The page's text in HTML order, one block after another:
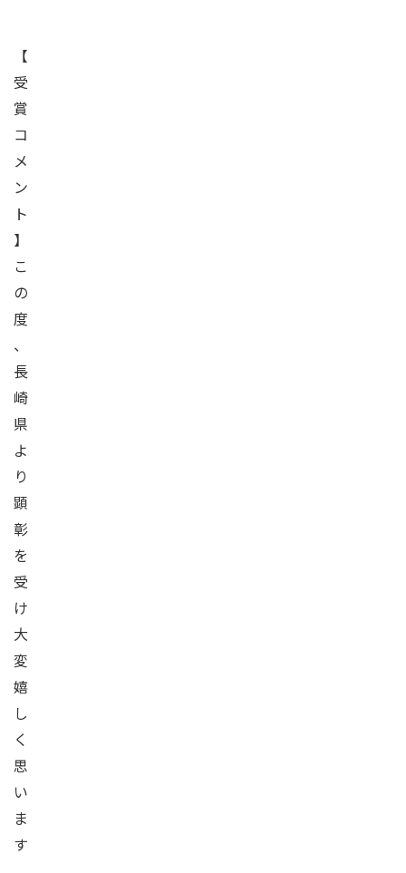
【
受
賞
コ
メ
ン
ト
】
こ
の
度
、
長
崎
県
よ
り
顕
彰
を
受
け
大
変
嬉
し
く
思
い
ま
す